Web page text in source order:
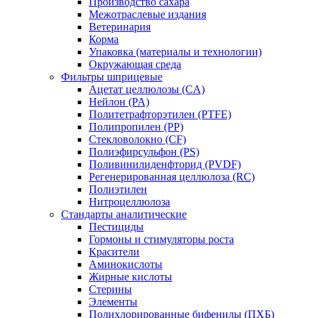
Межотраслевые издания
Ветеринария
Корма
Упаковка (материалы и технологии)
Окружающая среда
Фильтры шприцевые
Ацетат целлюлозы (CA)
Нейлон (PA)
Политетрафторэтилен (PTFE)
Полипропилен (PP)
Стекловолокно (CF)
Полиэфирсульфон (PS)
Поливинилиденфторид (PVDF)
Регенерированная целлюлоза (RC)
Полиэтилен
Нитроцеллюлоза
Стандарты аналитические
Пестициды
Гормоны и стимуляторы роста
Красители
Аминокислоты
Жирные кислоты
Стерины
Элементы
Полихлорированные бифенилы (ПХБ)